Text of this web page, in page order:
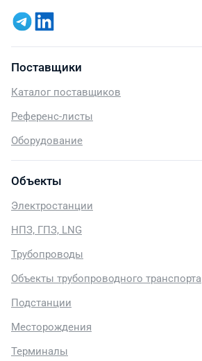
Поставщики
Каталог поставщиков
Референс-листы
Оборудование
Объекты
Электростанции
НПЗ, ГПЗ, LNG
Трубопроводы
Объекты трубопроводного транспорта
Подстанции
Месторождения
Терминалы